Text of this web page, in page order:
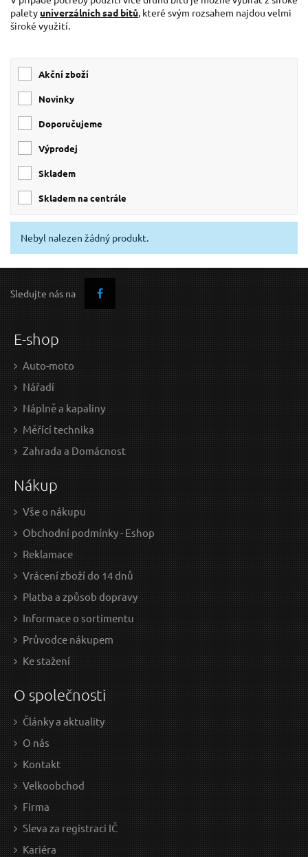
palety univerzálních sad bitů, které svým rozsahem najdou velmi
široké využití.
Akční zboží
Novinky
Doporučujeme
Výprodej
skladem
skladem na centrále
Nebyl nalezen žádný produkt.
Sledujte nás na
E-shop
Auto-moto
Nářadí
Náplně a kapaliny
Měřící technika
Zahrada a Domácnost
Nákup
Vše o nákupu
Obchodní podmínky - Eshop
Reklamace
Vrácení zboží do 14 dnů
Platba a způsob dopravy
Informace o sortimentu
Průvodce nákupem
Ke stažení
O společnosti
Články a aktuality
O nás
Kontakt
Velkoobchod
Firma
Sleva za registraci IČ
Kariéra